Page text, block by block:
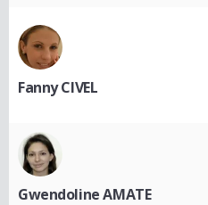
Fanny CIVEL
Gwendoline AMATE